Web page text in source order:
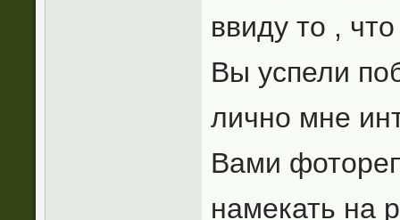
ввиду то ,
Вы успели
лично мне
Вами
намекать на